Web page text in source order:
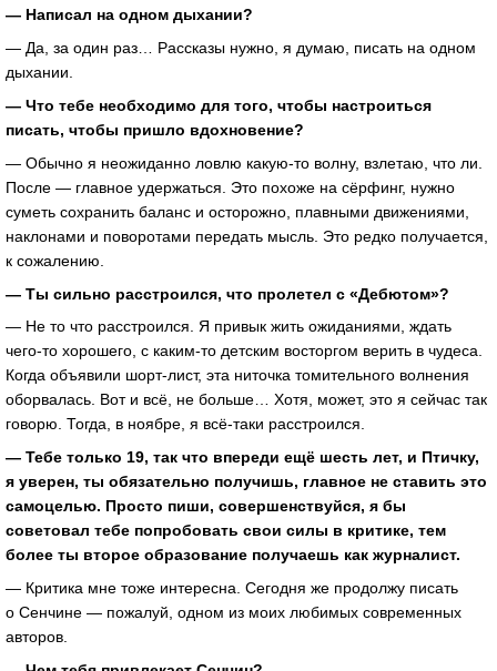
— Написал на одном дыхании?
— Да, за один раз… Рассказы нужно, я думаю, писать на одном
дыхании.
— Что тебе необходимо для того, чтобы настроиться
писать, чтобы пришло вдохновение?
— Обычно я неожиданно ловлю какую-то волну, взлетаю, что ли.
После — главное удержаться. Это похоже на сёрфинг, нужно
суметь сохранить баланс и осторожно, плавными движениями,
наклонами и поворотами передать мысль. Это редко получается,
к сожалению.
— Ты сильно расстроился, что пролетел с «Дебютом»?
— Не то что расстроился. Я привык жить ожиданиями, ждать
чего-то хорошего, с каким-то детским восторгом верить в чудеса.
Когда объявили шорт-лист, эта ниточка томительного волнения
оборвалась. Вот и всё, не больше… Хотя, может, это я сейчас так
говорю. Тогда, в ноябре, я всё-таки расстроился.
— Тебе только 19, так что впереди ещё шесть лет, и Птичку,
я уверен, ты обязательно получишь, главное не ставить это
самоцелью. Просто пиши, совершенствуйся, я бы
советовал тебе попробовать свои силы в критике, тем
более ты второе образование получаешь как журналист.
— Критика мне тоже интересна. Сегодня же продолжу писать
о Сенчине — пожалуй, одном из моих любимых современных
авторов.